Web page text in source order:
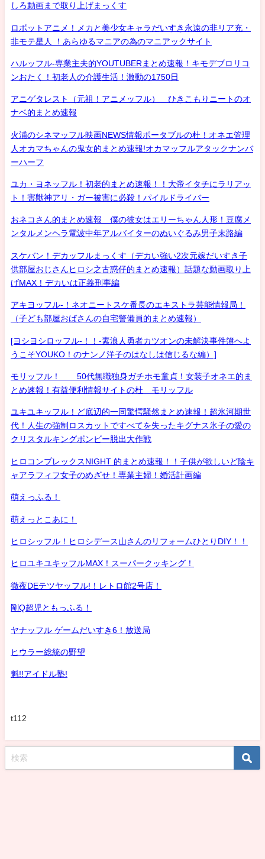
しろ動画まで取り上げまっくす
ロボットアニメ！メカと美少女キャラだいすき永遠の非リア充・
非モテ星人 ！あらゆるマニアの為のマニアックサイト
ハルッフル-専業主夫的YOUTUBERまとめ速報！キモデブロリコ
ンおたく！初老人の介護生活！激動の1750日
アニゲタレスト（元祖！アニメッフル） ひきこもりニートのオ
ナベ的まとめ速報
火浦のシネマッフル映画NEWS情報ポータブルの杜！オネエ管理
人オカマちゃんの鬼女的まとめ速報!オカマッフルアタックナンバ
ーハーフ
ユカ・ヨネッフル！初老的まとめ速報！！大帝イタチにラリアッ
ト！害獣神アリ・ガー被害に必殺！パイルドライバー
おネコさん的まとめ速報 僕の彼女はエリーちゃん人形！豆腐メ
ンタルメンヘラ電波中年アルバイターのぬいぐるみ男子末路編
スケバン！デカッフルまっくす（デカい強い2次元嫁だいすき子
供部屋おじさんヒロシ之古惑仔的まとめ速報）話題な動画取り上
げMAX！デカいは正義刑事編
アキヨッフル-！ネオニートスケ番長のエキストラ芸能情報局！
（子ども部屋おばさんの自宅警備員的まとめ速報）
[ヨシヨシロッフル-！！-素浪人勇者カツオンの未解決事件簿へよ
うこそYOUKO！のナンノ洋子のはなしは信じるな編）]
モリッフル！ 50代無職独身ガチホモ童貞！女装子オネエ的ま
とめ速報！有益便利情報サイトの杜 モリッフル
ユキユキッフル！ど底辺的一同驚愕騒然まとめ速報！超氷河期世
代！人生の強制ロスカットですべてを失ったキグナス氷子の愛の
クリスタルキングボンビー脱出大作戦
ヒロコンプレックスNIGHT 的まとめ速報！！子供が欲しいど陰キ
ャアラフィフ女子のめざせ！専業主婦！婚活計画編
萌えっふる！
萌えっとこあに！
ヒロシッフル！ヒロシデース山さんのリフォームひとりDIY！！
ヒロユキユキッフルMAX！スーパークッキング！
徹夜DEテツヤッフル!！レトロ館2号店！
剛Q超児ともっふる！
ヤナッフル ゲームだいすき6！放送局
ヒウラー総統の野望
魁!!アイドル塾!
t112